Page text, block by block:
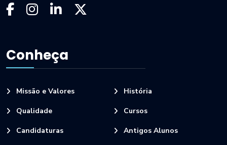
Conheça
Missão e Valores História
Qualidade Cursos
Candidaturas Antigos Alunos